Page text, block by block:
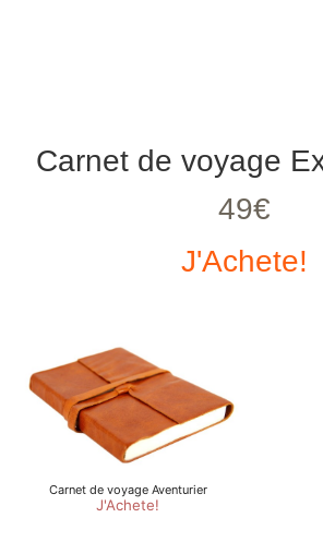
Carnet de voyage
49€
J'Achete!